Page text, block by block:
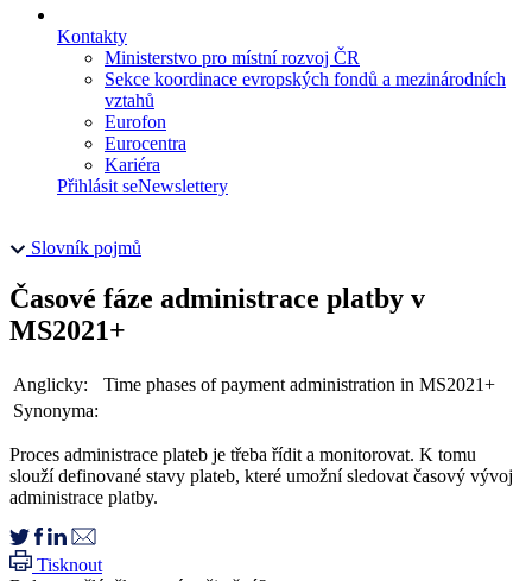
Kontakty
Ministerstvo pro místní rozvoj ČR
Sekce koordinace evropských fondů a mezinárodních
vztahů
Eurofon
Eurocentra
Kariéra
Přihlásit seNewslettery
Slovník pojmů
Časové fáze administrace platby v
MS2021+
Anglicky:
Time phases of payment administration in MS2021+
Synonyma:
Proces administrace plateb je třeba řídit a monitorovat. K tomu
slouží definované stavy plateb, které umožní sledovat časový vývoj
administrace platby.
Tisknout